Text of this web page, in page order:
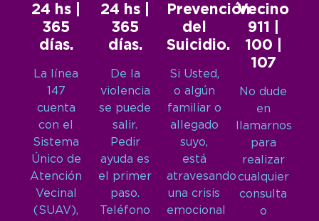
24 hs |
365
días.
La línea
147
cuenta
con el
Sistema
Único de
Atención
Vecinal
(SUAV),
24 hs |
365
días.
De la
violencia
se puede
salir.
Pedir
ayuda es
el primer
paso.
Teléfono
Prevención
del
Suicidio.
Si Usted,
o algún
familiar o
allegado
suyo,
está
atravesando
una crisis
emocional
Vecino
911 |
100 |
107
No dude
en
llamarnos
para
realizar
cualquier
consulta
o